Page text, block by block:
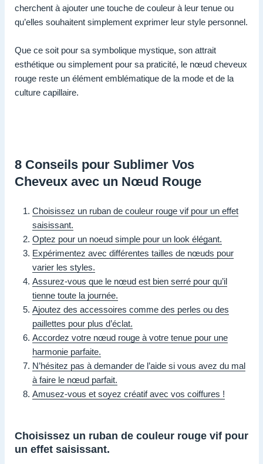
cherchent à ajouter une touche de couleur à leur tenue ou
qu’elles souhaitent simplement exprimer leur style personnel.
Que ce soit pour sa symbolique mystique, son attrait
esthétique ou simplement pour sa praticité, le nœud cheveux
rouge reste un élément emblématique de la mode et de la
culture capillaire.
8 Conseils pour Sublimer Vos
Cheveux avec un Nœud Rouge
Choisissez un ruban de couleur rouge vif pour un effet
saisissant.
Optez pour un noeud simple pour un look élégant.
Expérimentez avec différentes tailles de nœuds pour
varier les styles.
Assurez-vous que le nœud est bien serré pour qu’il
tienne toute la journée.
Ajoutez des accessoires comme des perles ou des
paillettes pour plus d’éclat.
Accordez votre nœud rouge à votre tenue pour une
harmonie parfaite.
N’hésitez pas à demander de l’aide si vous avez du mal
à faire le nœud parfait.
Amusez-vous et soyez créatif avec vos coiffures !
Choisissez un ruban de couleur rouge vif pour
un effet saisissant.